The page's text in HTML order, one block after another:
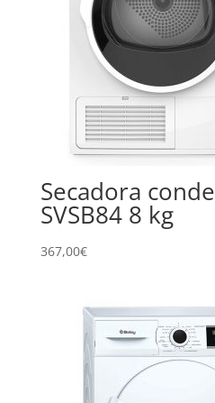
Secadora
SVSB84 8 kg
367,00€